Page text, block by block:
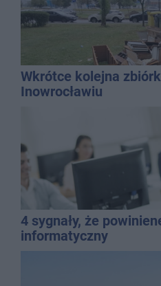
Wkrótce kolejna
Inowrocławiu
4 sygnały, że
informatyczny